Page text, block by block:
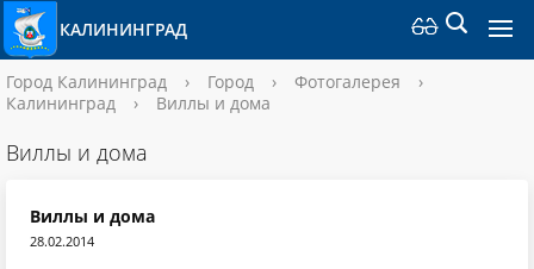
КАЛИНИНГРАД
Город Калининград › Город › Фотогалерея
›
Калининград
› Виллы и дома
Виллы и дома
Виллы и дома
28.02.2014